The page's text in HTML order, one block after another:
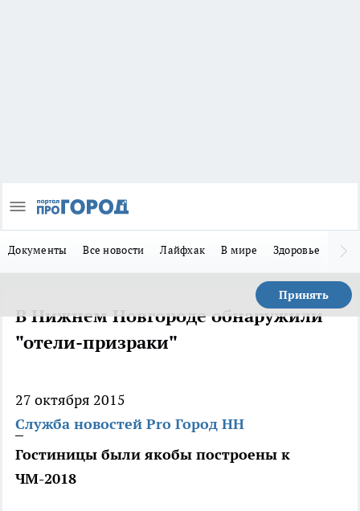
Документы Все новости Лайфхак В мире Здоровье
Принять
В Нижнем Новгороде обнаружили
"отели-призраки"
27 октября 2015
Служба новостей Pro Город НН
Гостиницы были якобы построены к
ЧМ-2018